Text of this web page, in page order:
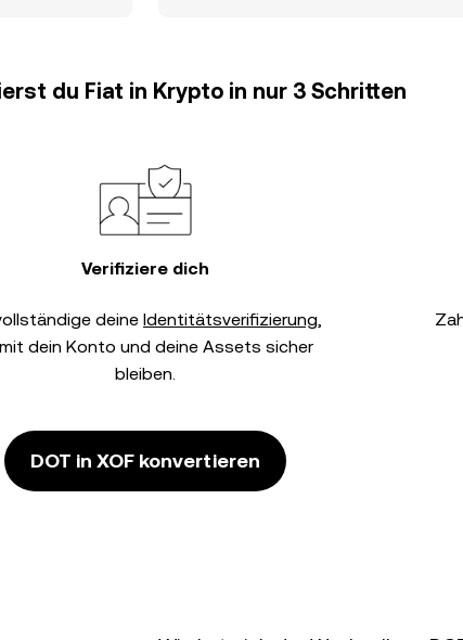
du Fiat in Krypto in nur 3 Schritten
Verifiziere dich
deine Identitätsverifizierung,
dein Konto und deine Assets sicher
bleiben.
DOT in XOF konvertieren